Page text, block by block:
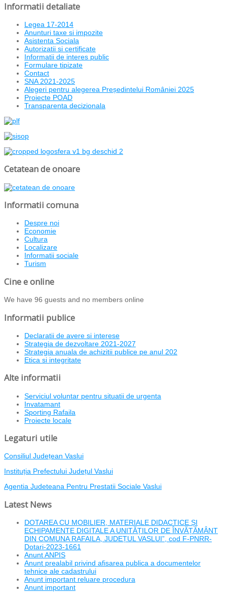
Informatii detaliate
Legea 17-2014
Anunturi taxe si impozite
Asistenta Sociala
Autorizatii si certificate
Informatii de interes public
Formulare tipizate
Contact
SNA 2021-2025
Alegeri pentru alegerea Președintelui României 2025
Proiecte POAD
Transparenta decizionala
Cetatean de onoare
Informatii comuna
Despre noi
Economie
Cultura
Localizare
Informatii sociale
Turism
Cine e online
We have 96 guests and no members online
Informatii publice
Declaratii de avere si interese
Strategia de dezvoltare 2021-2027
Strategia anuala de achizitii publice pe anul 202
Etica si integritate
Alte informatii
Serviciul voluntar pentru situatii de urgenta
Invatamant
Sporting Rafaila
Proiecte locale
Legaturi utile
Consiliul Județean Vaslui
Instituția Prefectului Județul Vaslui
Agentia Judeteana Pentru Prestatii Sociale Vaslui
Latest News
DOTAREA CU MOBILIER, MATERIALE DIDACTICE ȘI
ECHIPAMENTE DIGITALE A UNITĂȚILOR DE ÎNVĂȚĂMÂNT
DIN COMUNA RAFAILA, JUDEȚUL VASLUI”, cod F-PNRR-
Dotari-2023-1661
Anunt ANPIS
Anunt prealabil privind afisarea publica a documentelor
tehnice ale cadastrului
Anunt important reluare procedura
Anunt important